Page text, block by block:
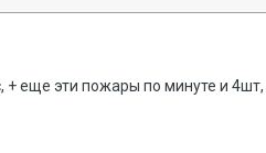
+ еще эти пожары по минуте и